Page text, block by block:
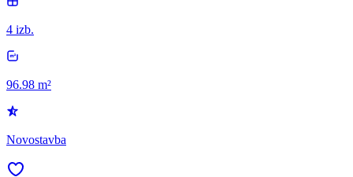
4 izb.
96.98 m²
Novostavba